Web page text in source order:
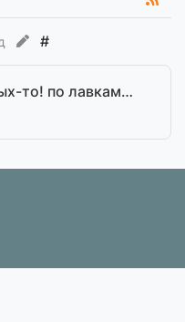
#
то! по лавкам…